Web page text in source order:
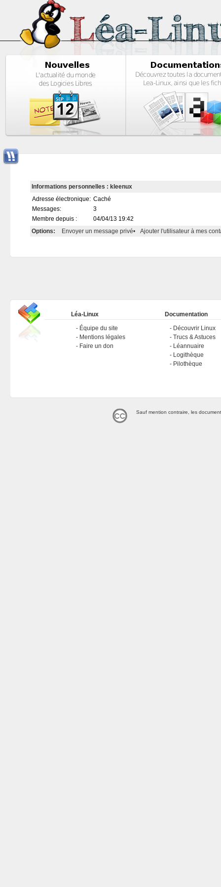
Informations personnelles : kleenux
Adresse électronique: Caché
Messages:
3
Membre depuis :
04/04/13 19:42
Options:
Envoyer un message privé• Ajouter l'utilisateur à mes
Léa-Linux
Équipe du site
Mentions légales
Faire un don
Documentation
Découvrir Linux
Trucs & Astuces
Léannuaire
Logithèque
Pilothèque
Sauf mention contraire, les